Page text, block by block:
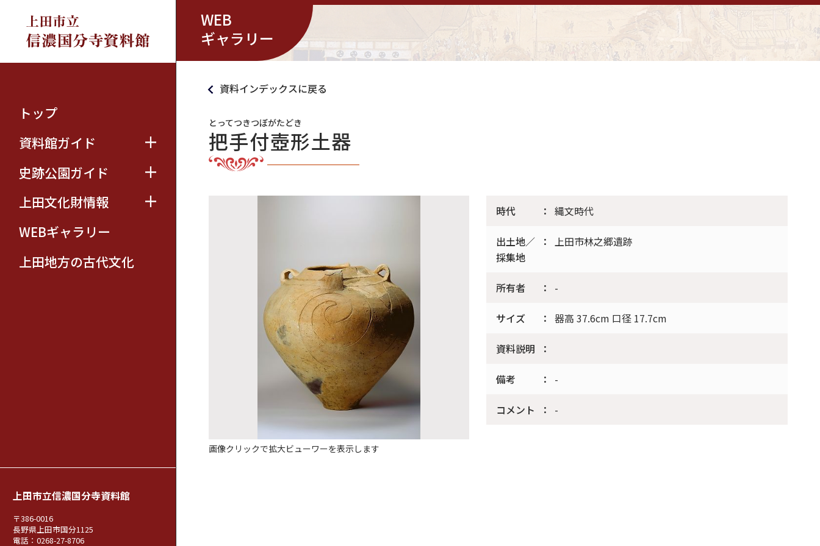
トップ
資料館ガイド
史跡公園ガイド
上田文化財情報
WEBギャラリー
上田地方の古代文化
上田市立信濃国分寺資料館
〒386-0016
長野県上田市国分1125
電話：0268-27-8706
WEB
ギャラリー
資料インデックスに戻る
とってつきつぼがたどき
把手付壺形土器
画像クリックで拡大ビューワーを表示します
時代 縄文時代
出土地／
採集地
上田市林之郷遺跡
所有者 -
サイズ 器高 37.6cm 口径 17.7cm
資料説明
備考 -
コメント -